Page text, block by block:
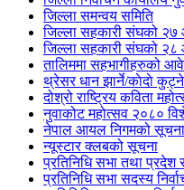
जिल्ला समन्वय समिति
जिल्ला सहकारी संघको २७
जिल्ला सहकारी संघको २८
तालिममा सहभागीहरुको
थ्रेसर धान झार्ने/काेदाे
दोश्रो राष्ट्रिय कविता
नुवाकोट महोत्सव २०८०
नेपाल आयल निगमको सूचना
न्यूस्टार क्लबको सूचना
प्रतिनिधि सभा तथा प्रदेश
प्रतिनिधि सभा सदस्य